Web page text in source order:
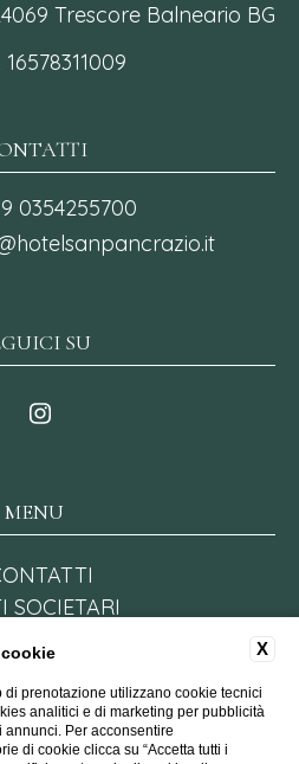
Trescore Balneario BG
16578311009
0354255700
SU
MENU
SOCIETARI
FAQ
X
prenotazione utilizzano cookie tecnici
analitici e di marketing per pubblicità
Per acconsentire
di cookie clicca su “Accetta tutti i